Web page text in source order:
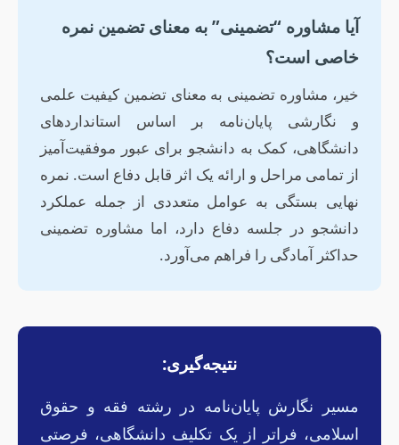
آیا مشاوره “تضمینی” به معنای تضمین نمره
خاصی است؟
خیر، مشاوره تضمینی به معنای تضمین کیفیت علمی
و نگارشی پایان‌نامه بر اساس استانداردهای
دانشگاهی، کمک به دانشجو برای عبور موفقیت‌آمیز
از تمامی مراحل و ارائه یک اثر قابل دفاع است. نمره
نهایی بستگی به عوامل متعددی از جمله عملکرد
دانشجو در جلسه دفاع دارد، اما مشاوره تضمینی
حداکثر آمادگی را فراهم می‌آورد.
نتیجه‌گیری:
مسیر نگارش پایان‌نامه در رشته فقه و حقوق
اسلامی، فراتر از یک تکلیف دانشگاهی، فرصتی